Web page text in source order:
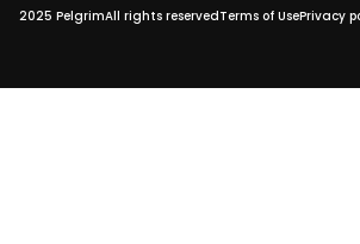
2025 PelgrimAll rights reservedTerms of UsePrivacy